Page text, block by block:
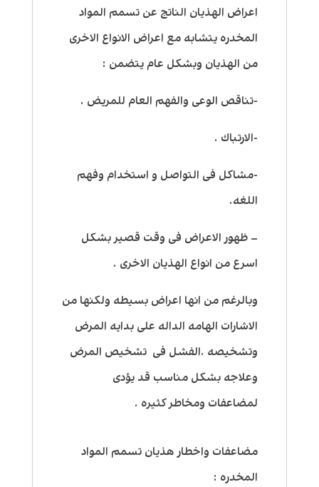
اعراض الهذيان الناتج عن تسمم المواد
المخدره يتشابه مع اعراض الانواع الاخرى
من الهذيان وبشكل عام يتضمن :
-تناقص الوعى والفهم العام للمريض .
-الارتباك .
-مشاكل فى التواصل و استخدام وفهم
اللغه.
– ظهور الاعراض فى وقت قصير بشكل
اسرع من انواع الهذيان الاخرى .
وبالرغم من انها اعراض بسيطه ولكنها من
الاشارات الهامه الداله على بدايه المرض
وتشخيصه .الفشل فى تشخيص المرض
وعلاجه بشكل مناسب قد يؤدى
لمضاعفات ومخاطر كثيره .
مضاعفات واخطار هذيان تسمم المواد
المخدره :